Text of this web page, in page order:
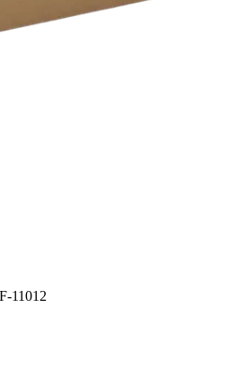
11012